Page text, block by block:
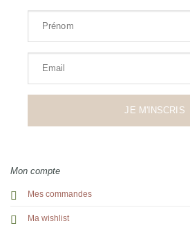
Mon compte
Mes commandes
Ma wishlist
Prénom
Email
JE M'INSCRIS